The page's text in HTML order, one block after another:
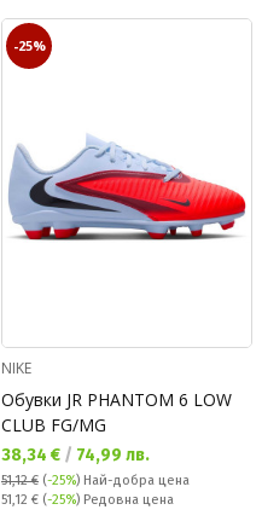
-25%
NIKE
Обувки JR PHANTOM 6 LOW
CLUB FG/MG
Текуща цена:
38,34 € / 74,99 лв.
51,12 € (-25%) Най-добра цена
Редовна цена:
51,12 € (-25%) Редовна цена